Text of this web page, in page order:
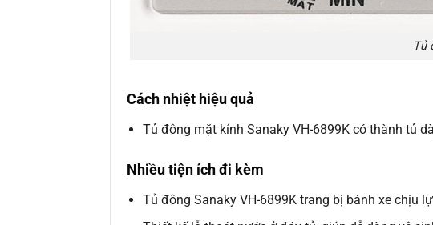
Tủ
Cách nhiệt hiệu quả
Tủ đông mặt kính Sanaky VH-6899K có thành tủ
Nhiều tiện ích đi kèm
Tủ đông Sanaky VH-6899K trang bị bánh xe chịu